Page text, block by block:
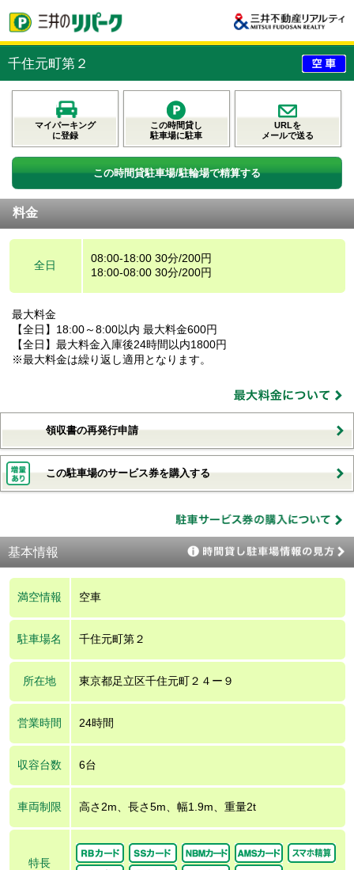
千住元町第２
マイパーキング
に登録
この時間貸し
駐車場に駐車
URLを
メールで送る
この時間貸駐車場/駐輪場で精算する
料金
全日
08:00-18:00 30分/200円
18:00-08:00 30分/200円
最大料金
【全日】18:00～8:00以内 最大料金600円
【全日】最大料金入庫後24時間以内1800円
※最大料金は繰り返し適用となります。
領収書の再発行申請
この駐車場のサービス券を購入する
基本情報
満空情報 空車
駐車場名 千住元町第２
所在地 東京都足立区千住元町２４ー９
営業時間 24時間
収容台数 6台
車両制限 高さ2m、長さ5m、幅1.9m、重量2t
特長